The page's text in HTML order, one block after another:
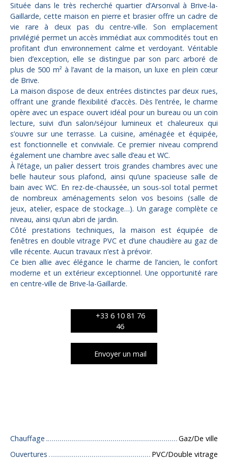
Située dans le très recherché quartier d’Arsonval à Brive-la-
Gaillarde, cette maison en pierre et brasier offre un cadre de
vie rare à deux pas du centre-ville. Son emplacement
privilégié permet un accès immédiat aux commodités tout en
profitant d’un environnement calme et verdoyant. Véritable
bien d’exception, elle se distingue par son parc arboré de
plus de 500 m² à l’avant de la maison, un luxe en plein cœur
de Brive.
La maison dispose de deux entrées distinctes par deux rues,
offrant une grande flexibilité d’accès. Dès l’entrée, le charme
opère avec un espace ouvert idéal pour un bureau ou un coin
lecture, suivi d’un salon/séjour lumineux et chaleureux qui
s’ouvre sur une terrasse. La cuisine, aménagée et équipée,
est fonctionnelle et conviviale. Ce premier niveau comprend
également une chambre avec salle d’eau et WC.
À l’étage, un palier dessert trois grandes chambres avec une
belle hauteur sous plafond, ainsi qu’une spacieuse salle de
bain avec WC. En rez-de-chaussée, un sous-sol total permet
de nombreux aménagements selon vos besoins (salle de
jeux, atelier, espace de stockage…). Un garage complète ce
niveau, ainsi qu’un abri de jardin.
Côté prestations techniques, la maison est équipée de
fenêtres en double vitrage PVC et d’une chaudière au gaz de
ville récente. Aucun travaux n’est à prévoir.
Ce bien allie avec élégance le charme de l’ancien, le confort
moderne et un extérieur exceptionnel. Une opportunité rare
en centre-ville de Brive-la-Gaillarde.
+33 6 10 81 76
46
Envoyer un mail
Chauffage
Gaz/De ville
Ouvertures
PVC/Double vitrage